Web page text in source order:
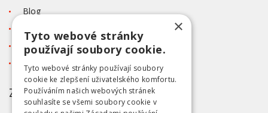
Blog
Tabulka velikostí
Ochrana osobních údajů GDPR
ZÁKAZNICKÝ SERVIS
×
Tyto webové stránky
používají soubory cookie.
Tyto webové stránky používají soubory
cookie ke zlepšení uživatelského komfortu.
Používáním našich webových stránek
souhlasíte se všemi soubory cookie v